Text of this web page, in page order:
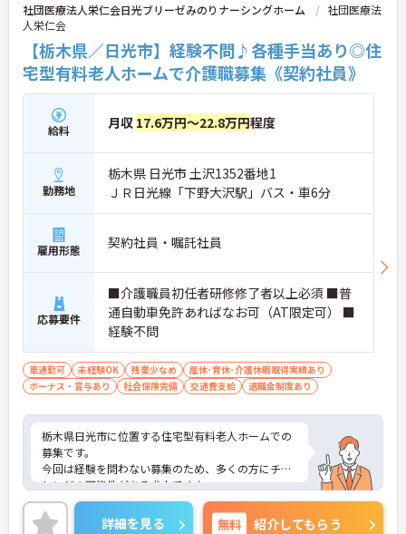
社団医療法人栄仁会日光ブリーゼみのりナーシングホーム
社団医療法
人栄仁会
【栃木県／日光市】経験不問♪各種手当あり◎住
宅型有料老人ホームで介護職募集《契約社員》
給料 月収 17.6万円～22.8万円程度
勤務地
栃木県 日光市 土沢1352番地1
ＪＲ日光線「下野大沢駅」バス・車6分
雇用形態 契約社員・嘱託社員
応募要件
■介護職員初任者研修修了者以上必須 ■普
通自動車免許あればなお可（AT限定可） ■
経験不問
車通勤可 未経験OK 残業少なめ
産休･育休･介護休暇取得実績あり
ボーナス・賞与あり
社会保険完備 交通費支給 退職金制度あり
栃木県日光市に位置する住宅型有料老人ホームでの
募集です。
今回は経験を問わない募集のため、多くの方にチャ
レンジの可能性がある求人です♪
ご興味のある方はご面接のポイントをお伝えします
ので、お気軽にお問い合わせください。
詳細を見る 無料 紹介してもらう